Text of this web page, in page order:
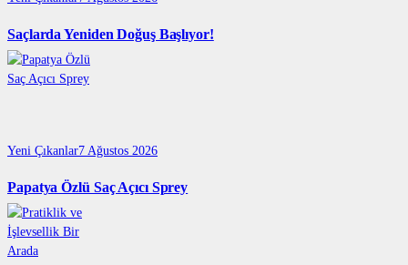
Saçlarda Yeniden Doğuş Başlıyor!
Yeni Çıkanlar7 Ağustos 2026
Papatya Özlü Saç Açıcı Sprey